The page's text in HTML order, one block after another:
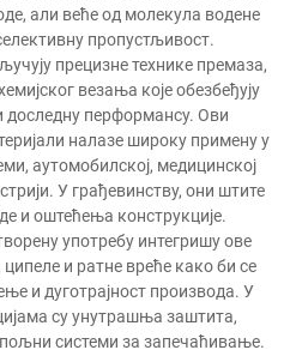
али веће од молекула водене
пропустљивост.
прецизне технике премаза,
везања које обезбеђују
доследну перформансу. Ови
налазе широку примену у
аутомобилској, медицинској
У грађевинству, они штите
и оштећења конструкције.
употребу интегришу ове
ципеле и ратне вреће како би се
и дуготрајност производа. У
су унутрашња заштита,
системи за запечаћивање.